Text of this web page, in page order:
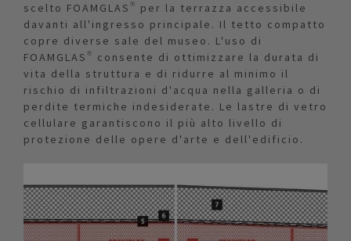
scelto FOAMGLAS® per la terrazza accessibile
davanti all'ingresso principale. Il tetto compatto
copre diverse sale del museo. L'uso di
FOAMGLAS® consente di ottimizzare la durata di
vita della struttura e di ridurre al minimo il
rischio di infiltrazioni d'acqua nella galleria o di
perdite termiche indesiderate. Le lastre di vetro
cellulare garantiscono il più alto livello di
protezione delle opere d'arte e dell'edificio.